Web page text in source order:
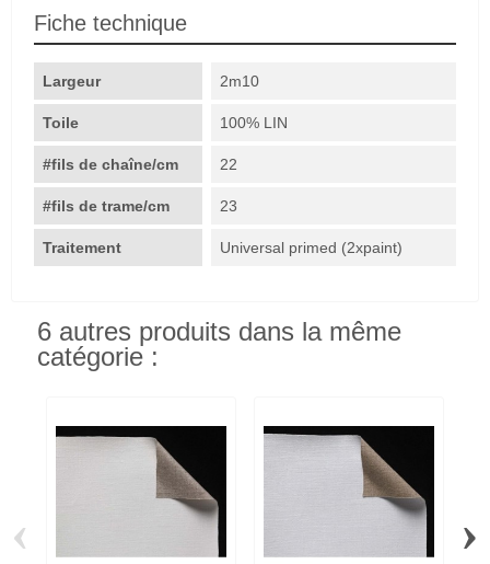
Fiche technique
Largeur 2m10
Toile 100% LIN
#fils de chaîne/cm 22
#fils de trame/cm 23
Traitement Universal primed (2xpaint)
6 autres produits dans la même
catégorie :
‹ ›